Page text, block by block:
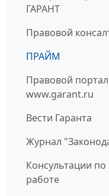
ГАРАНТ
Правовой
ПРАЙМ
Правовой портал
www.garant.ru
Вести Гаранта
Журнал
Консультации
работе